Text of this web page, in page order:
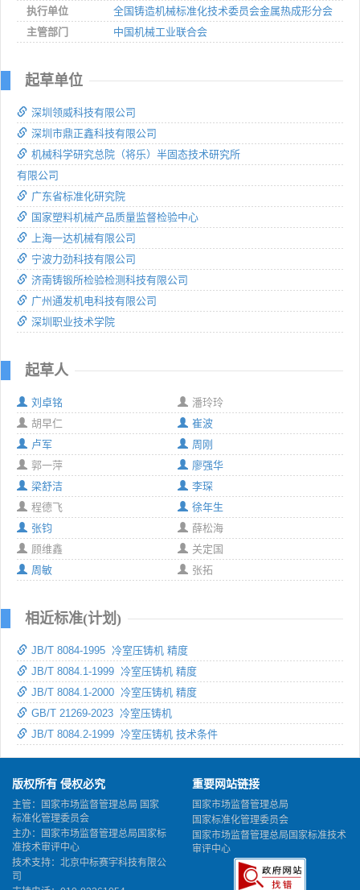
执行单位
全国铸造机械标准化技术委员会金属热成形分会
主管部门
中国机械工业联合会
起草单位
深圳领威科技有限公司
深圳市鼎正鑫科技有限公司
机械科学研究总院（将乐）半固态技术研究所
有限公司
广东省标准化研究院
国家塑料机械产品质量监督检验中心
上海一达机械有限公司
宁波力劲科技有限公司
济南铸锻所检验检测科技有限公司
广州通发机电科技有限公司
深圳职业技术学院
起草人
刘卓铭
潘玲玲
胡早仁
崔波
卢军
周刚
郭一萍
廖强华
梁舒洁
李琛
程德飞
徐年生
张钧
薛松海
顾维鑫
关定国
周敏
张拓
相近标准(计划)
JB/T 8084-1995 冷室压铸机 精度
JB/T 8084.1-1999 冷室压铸机 精度
JB/T 8084.1-2000 冷室压铸机 精度
GB/T 21269-2023 冷室压铸机
JB/T 8084.2-1999 冷室压铸机 技术条件
版权所有 侵权必究
主管：国家市场监督管理总局 国家
标准化管理委员会
主办：国家市场监督管理总局国家标
准技术审评中心
技术支持：北京中标赛宇科技有限公
司
重要网站链接
国家市场监督管理总局
国家标准化管理委员会
国家市场监督管理总局国家标准技术
审评中心